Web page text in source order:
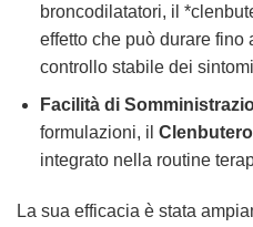
broncodilatatori, il
effetto che può durare fino
controllo stabile dei
Facilità di
formulazioni, il Clenbuterol
integrato nella routine
La sua efficacia è stata